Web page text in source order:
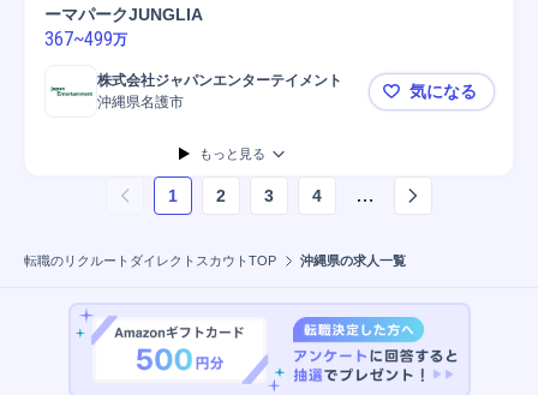
ーマパークJUNGLIA
367~499万
株式会社ジャパンエンターテイメント
沖縄県名護市
アソシエイ
気になる
もっと見る
1 2 3 4 …
ページ1 を表示しています
転職のリクルートダイレクトスカウトTOP 沖縄県の求人一覧